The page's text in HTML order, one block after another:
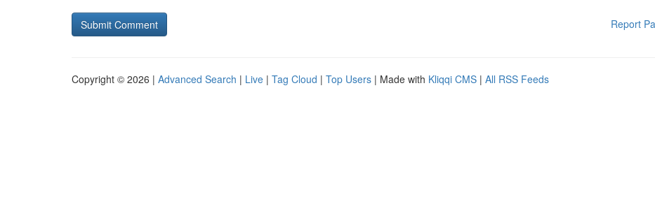
Report
Copyright © 2026 | Advanced Search | Live | Tag Cloud | Top Users | Made with Kliqqi CMS | All RSS Feeds